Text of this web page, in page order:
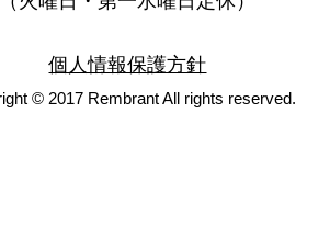
個人情報保護方針
© 2017 Rembrant All rights reserved.